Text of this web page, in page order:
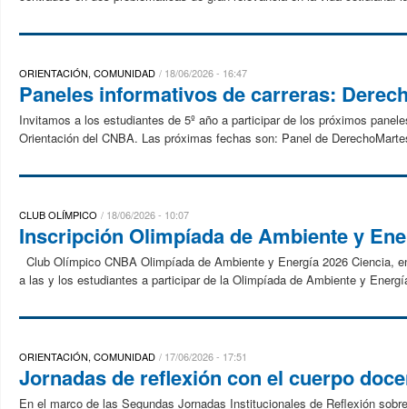
ORIENTACIÓN, COMUNIDAD 18/06/2026 - 16:47
Paneles informativos de carreras:
Invitamos a los estudiantes de 5º año a participar de los próximos
Orientación del CNBA. Las próximas fechas son: Panel de
CLUB OLÍMPICO 18/06/2026 - 10:07
Inscripción Olimpíada de Ambiente y
Club Olímpico CNBA Olimpíada de Ambiente y Energía 2026
a las y los estudiantes a participar de la Olimpíada de Ambiente y
ORIENTACIÓN, COMUNIDAD 17/06/2026 - 17:51
Jornadas de reflexión con el cuerpo
En el marco de las Segundas Jornadas Institucionales de Reflexión